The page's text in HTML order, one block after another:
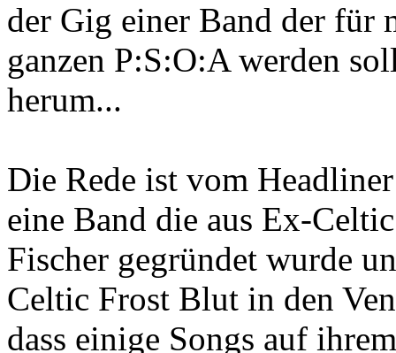
der Gig einer Band der für
ganzen P:S:O:A werden
herum...
Die Rede ist vom
eine Band die aus Ex-
Fischer gegründet wurde
Celtic Frost Blut in den
dass einige Songs auf